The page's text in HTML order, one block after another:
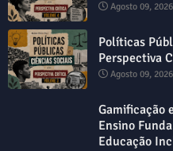
Agosto 09, 2026
Políticas
Perspectiva
Agosto 09, 2026
Gamificação
Ensino
Educação